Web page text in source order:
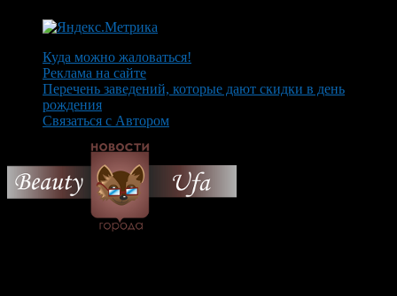
Куда можно жаловаться!
Реклама на сайте
Перечень заведений, которые дают скидки в день
рождения
Связаться с Автором